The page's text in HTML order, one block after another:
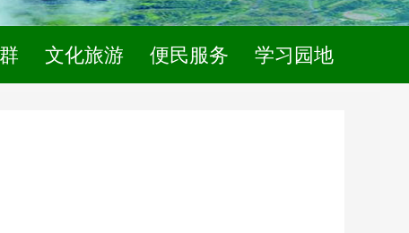
文化旅游 便民服务 学习园地